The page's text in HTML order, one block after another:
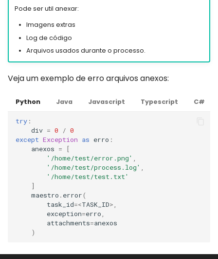
Pode ser util anexar:
Imagens extras
Log de código
Arquivos usados durante o processo.
Veja um exemplo de erro arquivos anexos:
Python Java Javascript Typescript C#
try :
div = 0 / 0
except Exception as erro :
anexos =
[
'/home/test/error.png' ,
'/home/test/process.log' ,
'/home/test/test.txt'
]
maestro . error(
task_id=<TASK_ID>,
exception=erro,
attachments=anexos
)